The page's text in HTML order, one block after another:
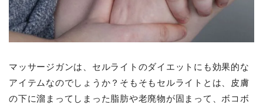
マッサージガンは、セルライトのダイエットにも効果的な
アイテムなのでしょうか？そもそもセルライトとは、皮膚
の下に溜まってしまった脂肪や老廃物が固まって、ボコボ